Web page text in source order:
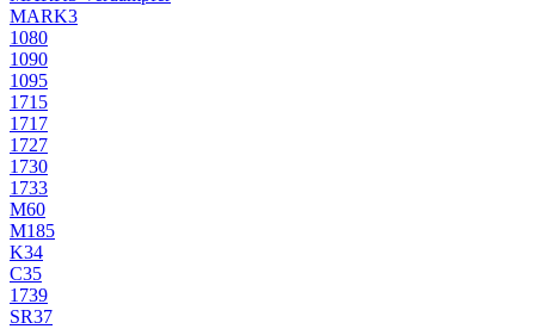
MARK3
1080
1090
1095
1715
1717
1727
1730
1733
M60
M185
K34
C35
1739
SR37